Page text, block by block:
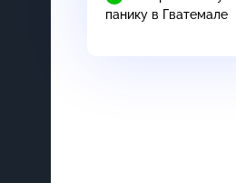
панику в Гватемале